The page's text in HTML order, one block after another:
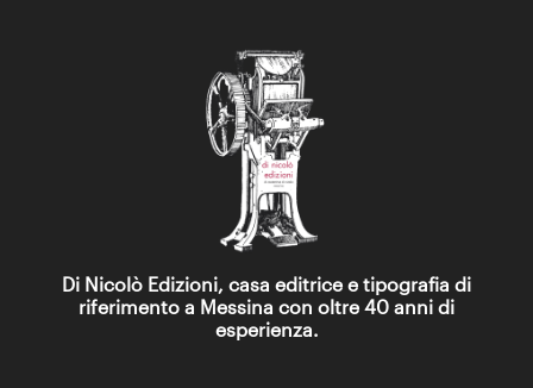
Di Nicolò Edizioni, casa editrice e tipografia di
riferimento a Messina con oltre 40 anni di
esperienza.